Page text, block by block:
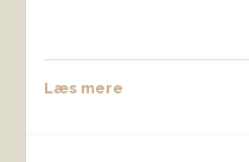
Læs mere